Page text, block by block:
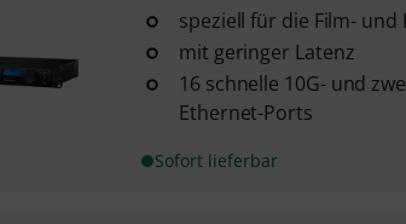
speziell für die Film-
mit geringer Latenz
16 schnelle 10G- und
Ethernet-Ports
Sofort lieferbar